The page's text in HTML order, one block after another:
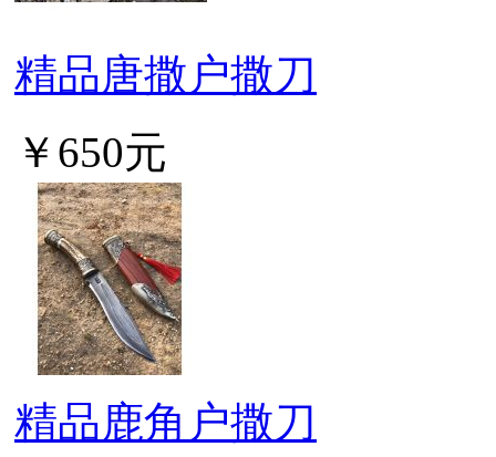
精品唐撒户撒刀
￥650元
精品鹿角户撒刀